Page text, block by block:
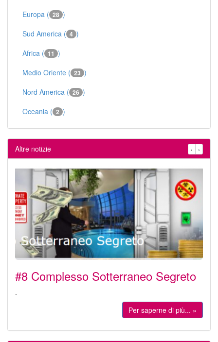
Europa ( 28 )
Sud America ( 4 )
Africa ( 11 )
Medio Oriente ( 23 )
Nord America ( 26 )
Oceania ( 2 )
Altre notizie ‹ ›
#8 Complesso Sotterraneo Segreto
.
Per saperne di più... »